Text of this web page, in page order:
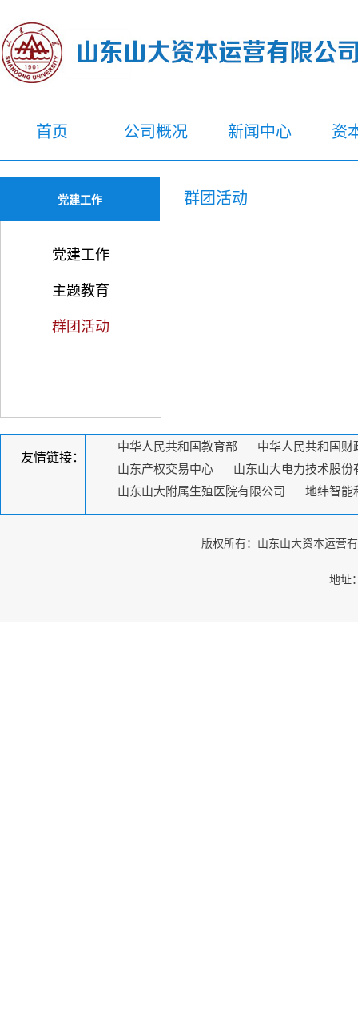
首页 公司概况 新闻中心 资
党建工作
党建工作
主题教育
群团活动
群团活动
友情链接：
中华人民共和国教育部
中华人民共和国财
山东产权交易中心
山东山大电力技术股份
山东山大附属生殖医院有限公司
地纬智能
版权所有：山东山大资本运
地址